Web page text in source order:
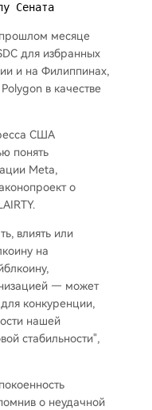
Сената
месяце
для избранных
и на Филиппинах,
в качестве
США
понять
Meta,
о
влиять или
на
— может
конкуренции,
нашей
стабильности",
о неудачной